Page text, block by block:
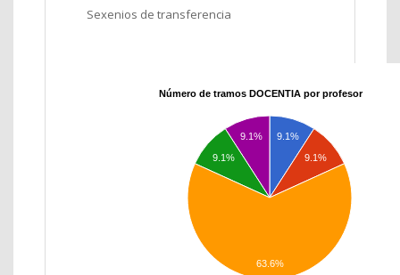
Sexenios de transferencia
Número de tramos DOCENTIA por profesor
9.1%
9.1%
9.1%
9.1%
63.6%